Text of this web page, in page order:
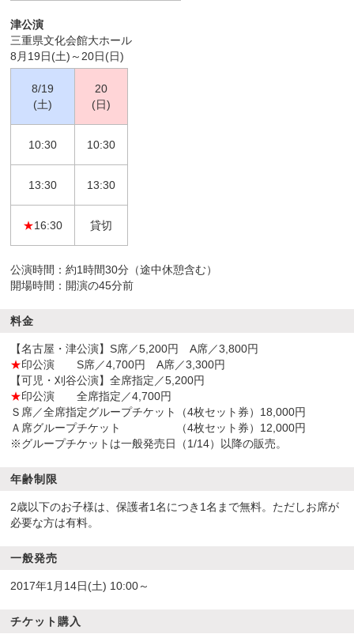
津公演
三重県文化会館大ホール
8月19日(土)～20日(日)
8/19
(土)
20
(日)
10:30 10:30
13:30 13:30
★16:30 貸切
公演時間：約1時間30分（途中休憩含む）
開場時間：開演の45分前
料金
【名古屋・津公演】S席／5,200円 A席／3,800円
★印公演 S席／4,700円 A席／3,300円
【可児・刈谷公演】全席指定／5,200円
★印公演 全席指定／4,700円
Ｓ席／全席指定グループチケット（4枚セット券）18,000円
Ａ席グループチケット （4枚セット券）12,000円
※グループチケットは一般発売日（1/14）以降の販売。
年齢制限
2歳以下のお子様は、保護者1名につき1名まで無料。ただしお席が
必要な方は有料。
一般発売
2017年1月14日(土) 10:00～
チケット購入